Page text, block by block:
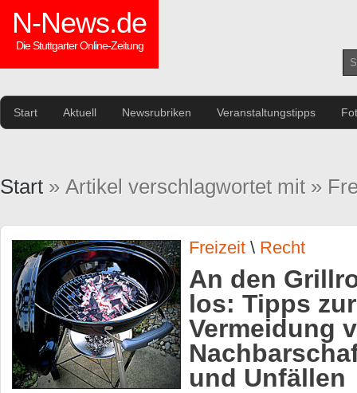
N-News.de
Die Stuttgarter Online-Zeitung
Start Aktuell Newsrubriken Veranstaltungstipps
Start » Artikel verschlagwortet mit »
Freizeit \ Recht
An den
los: Tipps zur
Vermeidung
und Unfällen